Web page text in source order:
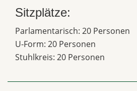
Sitzplätze:
Parlamentarisch: 20 Personen
U-Form: 20 Personen
Stuhlkreis: 20 Personen